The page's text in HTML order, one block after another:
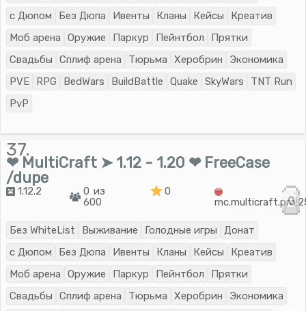
с Дюпом
Без Дюпа Ивенты Кланы Кейсы
Креатив
Моб арена
Оружие Паркур Пейнтбол
Прятки
Свадьбы
Сплиф арена Тюрьма Херобрин
Экономика
PVE
RPG BedWars BuildBattle Quake SkyWars
TNT Run
PvP
37.
❤ MultiCraft ➤ 1.12 - 1.20 ❤ FreeСase
/dupe
1.12.2
0 из
600
0
0
Без WhiteList Выживание Голодные игры
Донат
с Дюпом
Без Дюпа Ивенты Кланы Кейсы
Креатив
Моб арена
Оружие Паркур Пейнтбол
Прятки
Свадьбы
Сплиф арена Тюрьма Херобрин
Экономика